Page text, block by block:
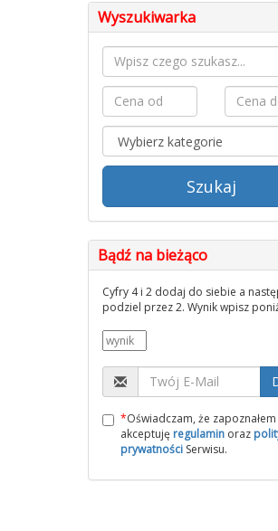
Wyszukiwarka
Szukaj
Bądź na bieżąco
Cyfry 4 i 2 dodaj do siebie a
podziel przez 2. Wynik wpisz
*Oświadczam, że zapoznałem
akceptuję regulamin oraz
prywatności Serwisu.